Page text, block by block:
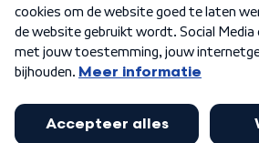
Algemene voorwaarden Privacybeleid